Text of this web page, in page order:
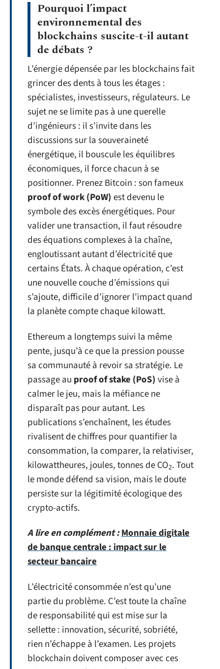
Pourquoi l’impact
environnemental des
blockchains suscite-t-il autant
de débats ?
L’énergie dépensée par les blockchains fait
grincer des dents à tous les étages :
spécialistes, investisseurs, régulateurs. Le
sujet ne se limite pas à une querelle
d’ingénieurs : il s’invite dans les
discussions sur la souveraineté
énergétique, il bouscule les équilibres
économiques, il force chacun à se
positionner. Prenez Bitcoin : son fameux
proof of work (PoW)est devenu le
symbole des excès énergétiques. Pour
valider une transaction, il faut résoudre
des équations complexes à la chaîne,
engloutissant autant d’électricité que
certains États. À chaque opération, c’est
une nouvelle couche d’émissions qui
s’ajoute, difficile d’ignorer l’impact quand
la planète compte chaque kilowatt.
Ethereum a longtemps suivi la même
pente, jusqu’à ce que la pression pousse
sa communauté à revoir sa stratégie. Le
passage au proof of stake (PoS)vise à
calmer le jeu, mais la méfiance ne
disparaît pas pour autant. Les
publications s’enchaînent, les études
rivalisent de chiffres pour quantifier la
consommation, la comparer, la relativiser,
kilowattheures, joules, tonnes de CO2. Tout
le monde défend sa vision, mais le doute
persiste sur la légitimité écologique des
crypto-actifs.
A lire en complément :Monnaie digitale
de banque centrale : impact sur le
secteur bancaire
L’électricité consommée n’est qu’une
partie du problème. C’est toute la chaîne
de responsabilité qui est mise sur la
sellette : innovation, sécurité, sobriété,
rien n’échappe à l’examen. Les projets
blockchain doivent composer avec ces